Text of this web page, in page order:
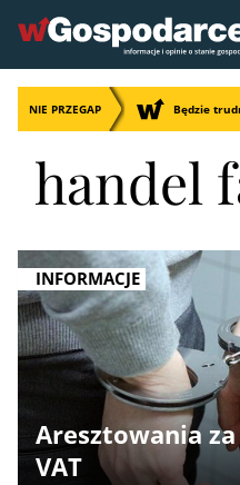
NIE PRZEGAP Będzie
handel
INFORMACJE
Aresztowania
VAT